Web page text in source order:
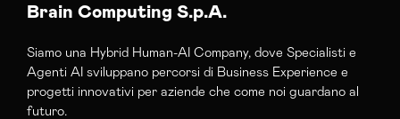
Brain Computing S.p.A.
Siamo una Hybrid Human-AI Company, dove Specialisti e
Agenti AI sviluppano percorsi di Business Experience e
progetti innovativi per aziende che come noi guardano al
futuro.